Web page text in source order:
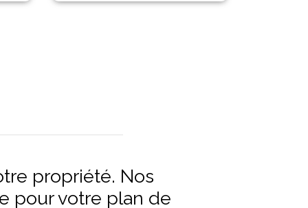
propriété. Nos
pour votre plan de